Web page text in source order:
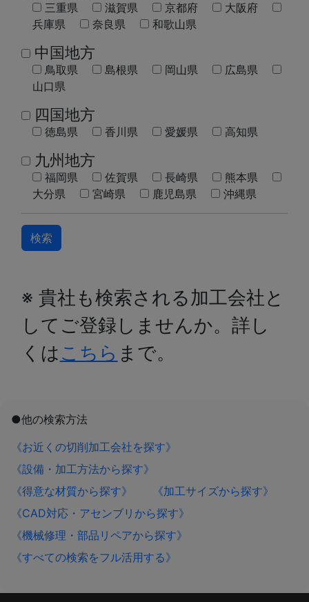
三重県 滋賀県 京都府
大阪府
兵庫県
奈良県 和歌山県
中国地方
鳥取県 島根県 岡山県
広島県
山口県
四国地方
徳島県 香川県 愛媛県 高知県
九州地方
福岡県 佐賀県 長崎県
熊本県
大分県
宮崎県 鹿児島県 沖縄県
※ 貴社も検索される加工会社と
してご登録しませんか。詳し
くはこちら まで。
●他の検索方法
《お近くの切削加工会社を探す》
《設備・加工方法から探す》
《得意な材質から探す》
《加工サイズから探す》
《CAD対応・アセンブリから探す》
《機械修理・部品リペアから探す》
《すべての検索をフル活用する》